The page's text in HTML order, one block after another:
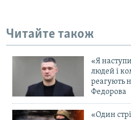
Читайте також
«Я
людей і
реагують
Федорова
«Один